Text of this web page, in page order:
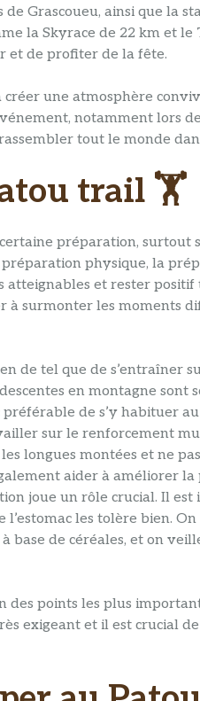
Grascoueu, ainsi que la
la Skyrace de 22 km et
et de profiter de la fête.
créer une atmosphère
notamment lors
tout le monde
trail 🏋️
préparation, surtout
physique, la
atteignables et rester
surmonter les moments
de tel que de s’entraîner
en montagne sont
de s’y habituer
sur le renforcement
longues montées et ne
aider à améliorer la
joue un rôle crucial. Il
l’estomac les tolère bien.
base de céréales, et on
des points les plus
exigeant et il est crucial